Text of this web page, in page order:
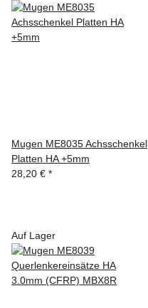
Mugen ME8035 Achsschenkel
Platten HA +5mm
28,20 € *
Auf Lager